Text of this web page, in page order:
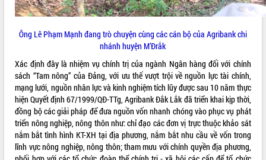
Loading the player...
Khám bệnh, cấp phát thuốc miễn phí
và tặng quà người dân xã Cư Pui
tháng 7/2026
Lễ truy tặng danh hiệu “Bà Mẹ Việt
Nam Anh hùng” và trao Huân chương
Lao động
UBND tỉnh Đắk Lắk triển khai nhiệm
vụ 6 tháng cuối năm 2026
Kỳ họp thứ Hai, Hội đồng nhân dân
ALBUM ẢNH
Ông Lê Phạm Mạnh đang trò chuyện cùng các cán bộ của Agribank chi
nhánh huyện M’Đrắk
Xác định đây là nhiệm vụ chính trị của ngành Ngân hàng đối với chính
sách “Tam nông” của Đảng, với ưu thế vượt trội về nguồn lực tài chính,
mạng lưới, nguồn nhân lực và kinh nghiệm tích lũy được sau 10 năm thực
hiện Quyết định 67/1999/QĐ-TTg, Agribank Đắk Lắk đã triển khai kịp thời,
đồng bộ các giải pháp để đưa nguồn vốn nhanh chóng vào phục vụ phát
triển nông nghiệp, nông thôn như: chỉ đạo các đơn vị trực thuộc khảo sát
nắm bắt tình hình KT-XH tại địa phương, nắm bắt nhu cầu về vốn trong
lĩnh vực nông nghiệp, nông thôn; tham mưu với chính quyền địa phương,